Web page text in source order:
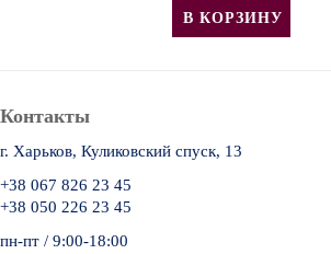
Контакты
г. Харьков, Куликовский спуск, 13
+38 067 826 23 45
+38 050 226 23 45
пн-пт / 9:00-18:00